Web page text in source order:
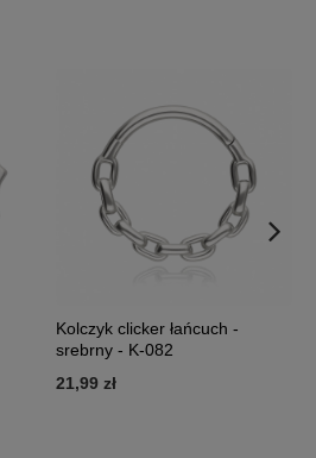
Kolczyk clicker łańcuch -
srebrny - K-082
21,99 zł